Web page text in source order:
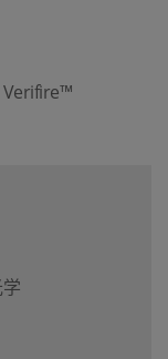
Verifire™